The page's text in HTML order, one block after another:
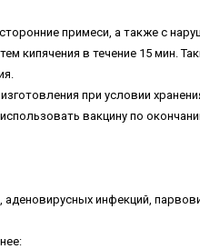
примеси, а также с
кипячения в течение 15 мин.
при условии
вакцину по
инфекций,